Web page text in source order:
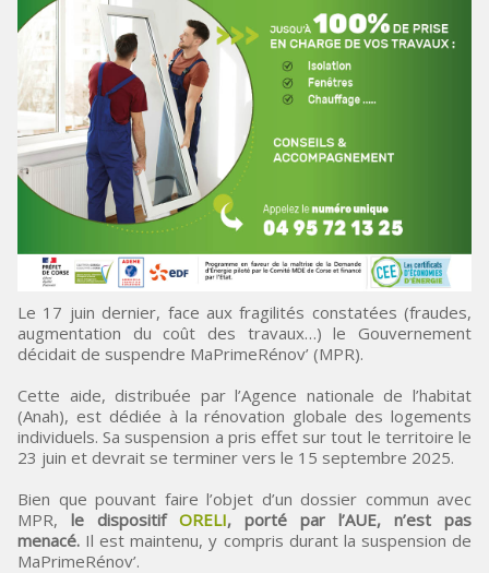
Le 17 juin dernier, face aux fragilités constatées (fraudes,
augmentation du coût des travaux…) le Gouvernement
décidait de suspendre MaPrimeRénov’ (MPR).
Cette aide, distribuée par l’Agence nationale de l’habitat
(Anah), est dédiée à la rénovation globale des logements
individuels. Sa suspension a pris effet sur tout le territoire le
23 juin et devrait se terminer vers le 15 septembre 2025.
Bien que pouvant faire l’objet d’un dossier commun avec
MPR, le dispositif ORELI, porté par l’AUE, n’est pas
menacé. Il est maintenu, y compris durant la suspension de
MaPrimeRénov’.